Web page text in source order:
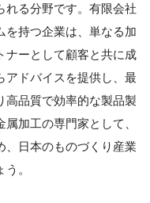
れる分野です。有限会社
を持つ企業は、単なる加
ナーとして顧客と共に成
アドバイスを提供し、最
高品質で効率的な製品製
加工の専門家として、
、日本のものづくり産業
。